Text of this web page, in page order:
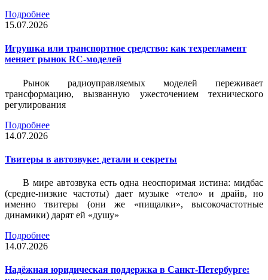
Подробнее
15.07.2026
Игрушка или транспортное средство: как техрегламент
меняет рынок RC-моделей
Рынок радиоуправляемых моделей переживает
трансформацию, вызванную ужесточением технического
регулирования
Подробнее
14.07.2026
Твитеры в автозвуке: детали и секреты
В мире автозвука есть одна неоспоримая истина: мидбас
(средне-низкие частоты) дает музыке «тело» и драйв, но
именно твитеры (они же «пищалки», высокочастотные
динамики) дарят ей «душу»
Подробнее
14.07.2026
Надёжная юридическая поддержка в Санкт-Петербурге: